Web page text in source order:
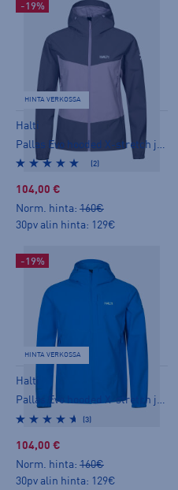
-19%
HINTA VERKOSSA
Halti
(2)
104,00 €
Norm. hinta: 160€
30pv alin hinta: 129€
-19%
HINTA VERKOSSA
Halti
Pallas Evo hooded X-stretch jacket M - stretch-takki
(3)
104,00 €
Norm. hinta: 160€
30pv alin hinta: 129€